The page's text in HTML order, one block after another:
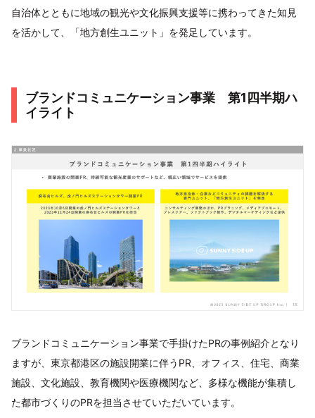
自治体とともに地域の観光や文化振興支援等に携わってきた知見
を活かして、「地方創生ユニット」を発足しています。
ブランドコミュニケーション事業 第1四半期ハ
イライト
ブランドコミュニケーション事業で手掛けたPRの事例紹介となり
ますが、東京都港区の施設開業に伴うPR、オフィス、住宅、商業
施設、文化施設、教育機関や医療機関など、多様な機能が集積し
た都市づくりのPRを担当させていただいています。